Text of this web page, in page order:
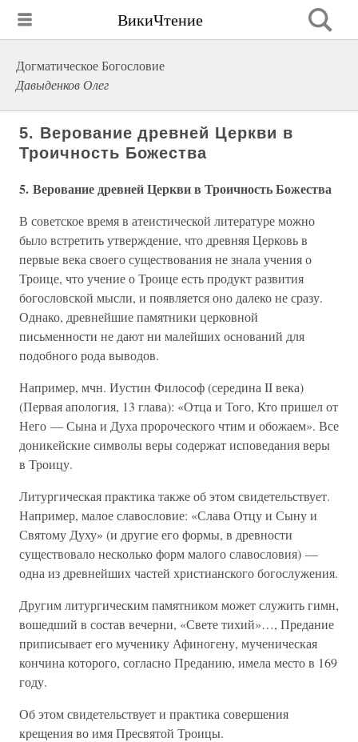
ВикиЧтение
Догматическое Богословие
Давыденков Олег
5. Верование древней Церкви в
Троичность Божества
5. Верование древней Церкви в Троичность Божества
В советское время в атеистической литературе можно
было встретить утверждение, что древняя Церковь в
первые века своего существования не знала учения о
Троице, что учение о Троице есть продукт развития
богословской мысли, и появляется оно далеко не сразу.
Однако, древнейшие памятники церковной
письменности не дают ни малейших оснований для
подобного рода выводов.
Например, мчн. Иустин Философ (середина II века)
(Первая апология, 13 глава): «Отца и Того, Кто пришел от
Него — Сына и Духа пророческого чтим и обожаем». Все
доникейские символы веры содержат исповедания веры
в Троицу.
Литургическая практика также об этом свидетельствует.
Например, малое славословие: «Слава Отцу и Сыну и
Святому Духу» (и другие его формы, в древности
существовало несколько форм малого славословия) —
одна из древнейших частей христианского богослужения.
Другим литургическим памятником может служить гимн,
вошедший в состав вечерни, «Свете тихий»…, Предание
приписывает его мученику Афиногену, мученическая
кончина которого, согласно Преданию, имела место в 169
году.
Об этом свидетельствует и практика совершения
крещения во имя Пресвятой Троицы.